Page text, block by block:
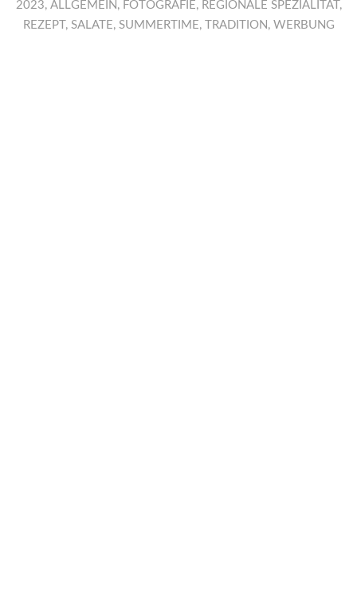
2023, ALLGEMEIN , FOTOGRAFIE, REGIONALE SPEZIALITÄT,
REZEPT, SALATE, SUMMERTIME, TRADITION , WERBUNG